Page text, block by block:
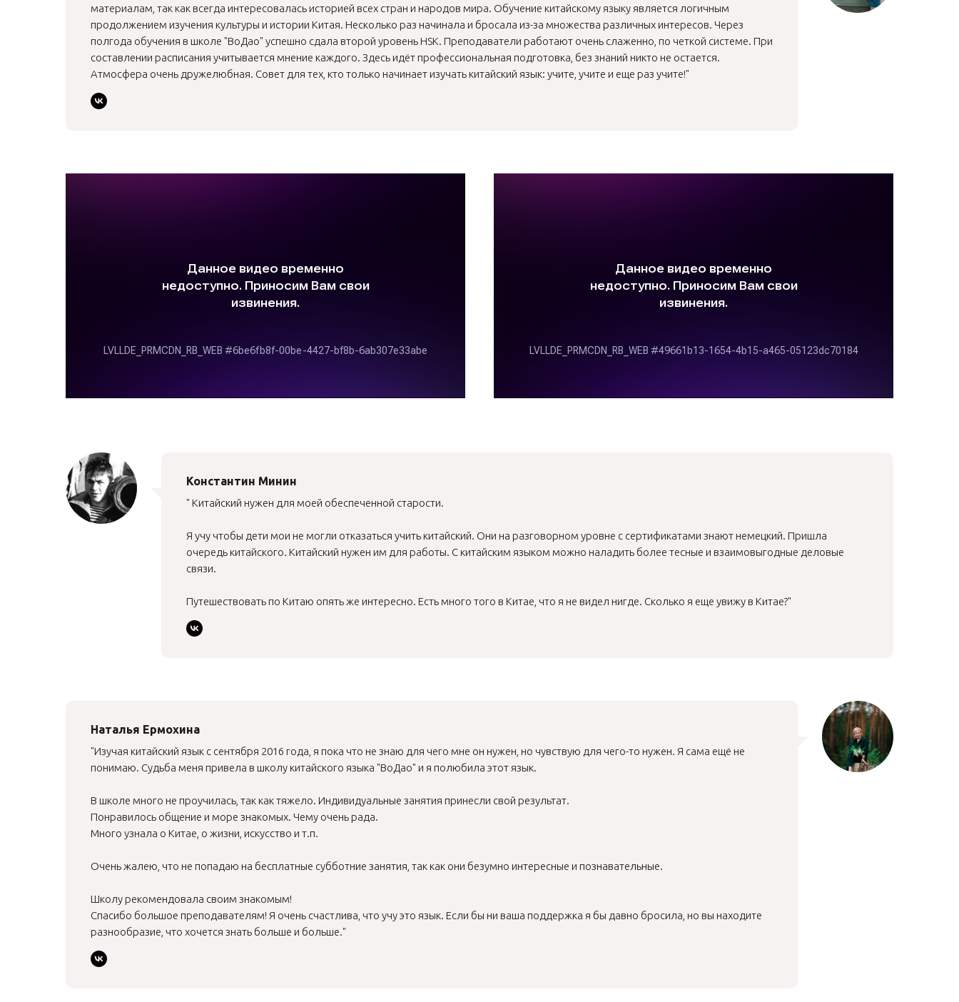
материалам, так как всегда интересовалась историей всех стран и народов мира. Обучение китайскому языку является логичным
продолжением изучения культуры и истории Китая. Несколько раз начинала и бросала из-за множества различных интересов. Через
полгода обучения в школе "ВоДао" успешно сдала второй уровень HSK. Преподаватели работают очень слаженно, по четкой системе. При
составлении расписания учитывается мнение каждого. Здесь идёт профессиональная подготовка, без знаний никто не остается.
Атмосфера очень дружелюбная. Совет для тех, кто только начинает изучать китайский язык: учите, учите и еще раз учите!"
Константин Минин
" Китайский нужен для моей обеспеченной старости.
Я учу чтобы дети мои не могли отказаться учить китайский. Они на разговорном уровне с сертификатами знают немецкий. Пришла
очередь китайского. Китайский нужен им для работы. С китайским языком можно наладить более тесные и взаимовыгодные деловые
связи.
Путешествовать по Китаю опять же интересно. Есть много того в Китае, что я не видел нигде. Сколько я еще увижу в Китае?"
Наталья Ермохина
"Изучая китайский язык с сентября 2016 года, я пока что не знаю для чего мне он нужен, но чувствую для чего-то нужен. Я сама ещё не
понимаю. Судьба меня привела в школу китайского языка "ВоДао" и я полюбила этот язык.
В школе много не проучилась, так как тяжело. Индивидуальные занятия принесли свой результат.
Понравилось общение и море знакомых. Чему очень рада.
Много узнала о Китае, о жизни, искусство и т.п.
Очень жалею, что не попадаю на бесплатные субботние занятия, так как они безумно интересные и познавательные.
Школу рекомендовала своим знакомым!
Спасибо большое преподавателям! Я очень счастлива, что учу это язык. Если бы ни ваша поддержка я бы давно бросила, но вы находите
разнообразие, что хочется знать больше и больше."